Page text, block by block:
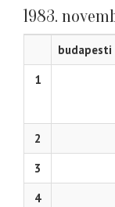
1983.
budapesti
1
2
3
4